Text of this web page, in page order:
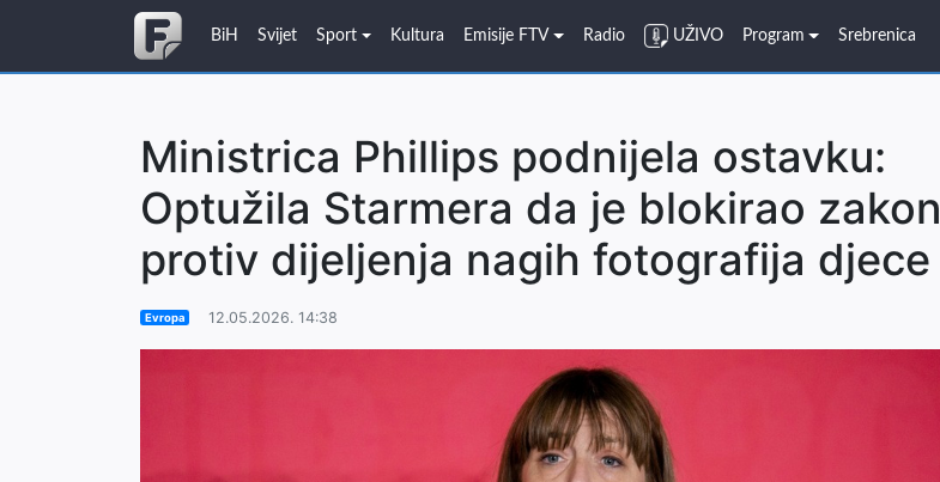
BiH Svijet Sport Kultura Emisije FTV Radio UŽIVO Program Srebrenica
Ministrica Phillips podnijela ostavku:
Optužila Starmera da je blokirao zakon
protiv dijeljenja nagih fotografija djece
Evropa 12.05.2026. 14:38